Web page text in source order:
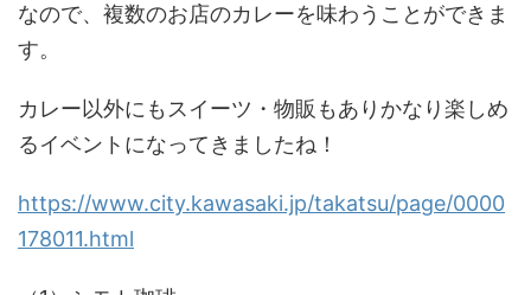
なので、複数のお店のカレーを味わうことができま
す。
カレー以外にもスイーツ・物販もありかなり楽しめ
るイベントになってきましたね！
https://www.city.kawasaki.jp/takatsu/page/0000
178011.html